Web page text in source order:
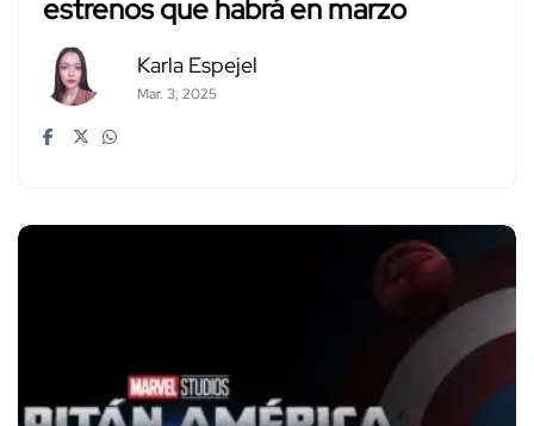
estrenos que habrá en marzo
Karla Espejel
Mar. 3, 2025